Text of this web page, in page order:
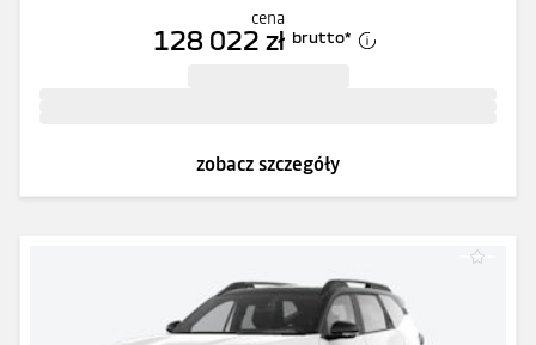
cena
128 022 zł brutto*
zobacz szczegóły